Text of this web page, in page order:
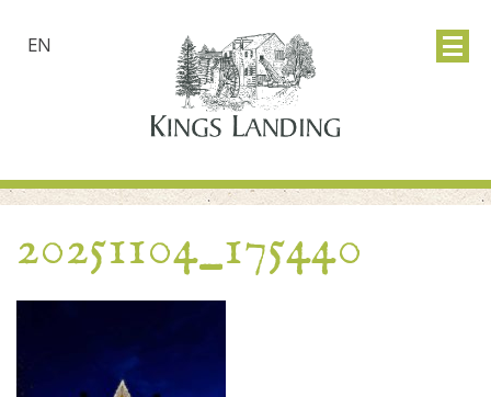
EN
20251104_175440